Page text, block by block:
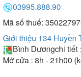
03995.888.90
Mã số thuế:
Giới thiệu 134 Huyền
Bình Dươngchi tiết
Mở cửa : 8h - 21h00